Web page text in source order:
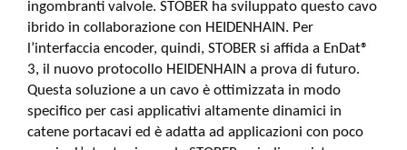
ingombranti valvole. STOBER ha sviluppato questo cavo
ibrido in collaborazione con HEIDENHAIN. Per
l’interfaccia encoder, quindi, STOBER si affida a EnDat®
3, il nuovo protocollo HEIDENHAIN a prova di futuro.
Questa soluzione a un cavo è ottimizzata in modo
specifico per casi applicativi altamente dinamici in
catene portacavi ed è adatta ad applicazioni con poco